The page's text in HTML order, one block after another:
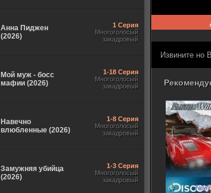
Извините но
Анна Пиджен
(2026)
1 Серия
Многоголосый
закадровый
Мой муж - босс
мафии (2026)
1-18 Серия
Многоголосый
закадровый
Навечно
влюбленные (2026)
1-8 Серия
Многоголосый
закадровый
Замужняя убийца
(2026)
1-3 Серия
Многоголосый
закадровый